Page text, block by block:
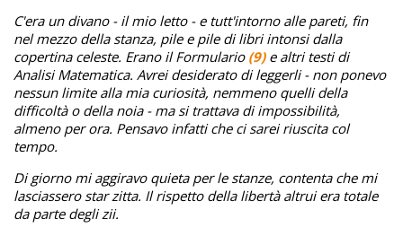
C'era un divano - il mio letto - e tutt'intorno alle pareti, fin
nel mezzo della stanza, pile e pile di libri intonsi dalla
copertina celeste. Erano il Formulario (9)e altri testi di
Analisi Matematica. Avrei desiderato di leggerli - non ponevo
nessun limite alla mia curiosità, nemmeno quelli della
difficoltà o della noia - ma si trattava di impossibilità,
almeno per ora. Pensavo infatti che ci sarei riuscita col
tempo.
Di giorno mi aggiravo quieta per le stanze, contenta che mi
lasciassero star zitta. Il rispetto della libertà altrui era totale
da parte degli zii.